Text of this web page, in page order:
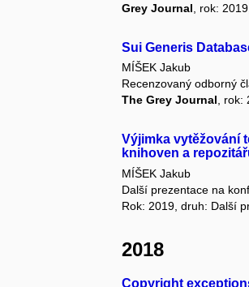
Grey Journal , rok:
Sui Generis
MÍŠEK Jakub
Recenzovaný odborný
The Grey Journal, rok:
Výjimka vytěžování
knihoven a
MÍŠEK Jakub
Další prezentace na
Rok: 2019, druh: Další
2018
Copyright